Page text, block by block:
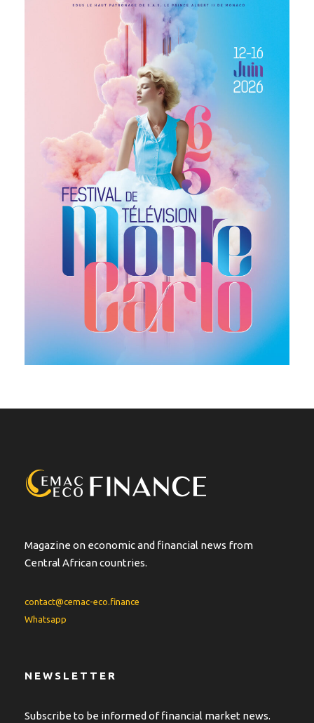
Magazine on economic and financial news from
Central African countries.
contact@cemac-eco.finance
Whatsapp
NEWSLETTER
Subscribe to be informed of financial market news.